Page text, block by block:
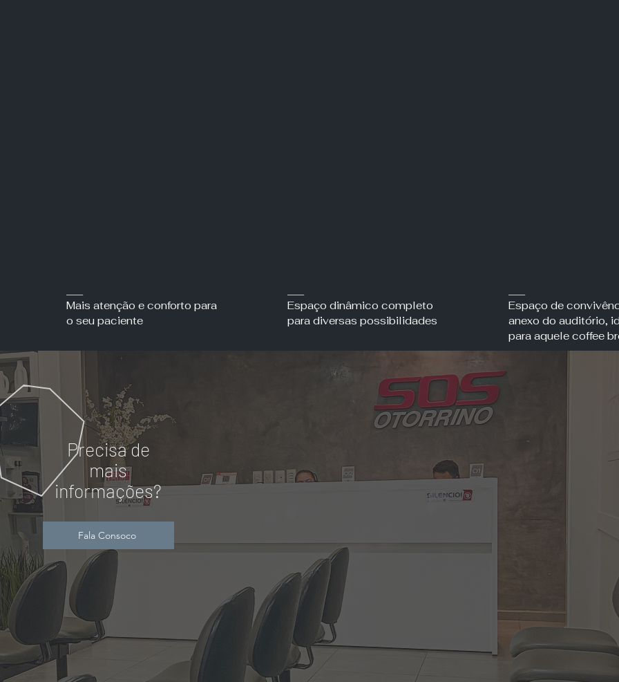
Mais atenção e conforto para
o seu paciente
Espaço dinâmico completo
para diversas possibilidades
Espaço de
anexo do auditório,
para aquele coffee
Fala Consoco
Precisa de
mais
informações?